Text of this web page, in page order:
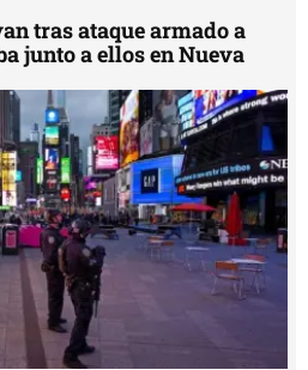
tras ataque armado a
junto a ellos en Nueva